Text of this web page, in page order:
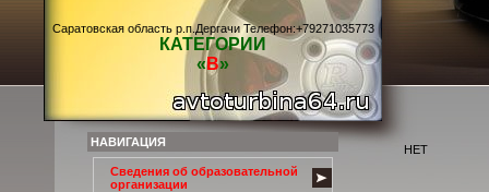
Саратовская область р.п.Дергачи Телефон:+79271035773
КАТЕГОРИИ
«В»
НАВИГАЦИЯ
Сведения об образовательной
организации
НЕТ